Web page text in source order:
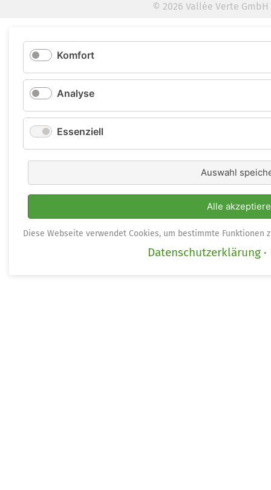
© 2026 Vallée Verte GmbH
Komfort
Analyse
Essenziell
Auswahl
Alle
Diese Webseite verwendet Cookies, um bestimmte Funktionen
Datenschutzerklärung